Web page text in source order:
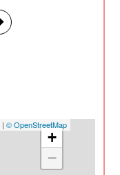
+
−
| © OpenStreetMap